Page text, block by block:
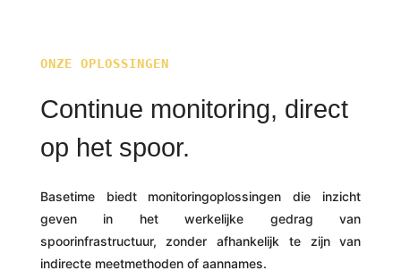
ONZE OPLOSSINGEN
Continue monitoring, direct
op het spoor.
Basetime biedt monitoringoplossingen die inzicht
geven in het werkelijke gedrag van
spoorinfrastructuur, zonder afhankelijk te zijn van
indirecte meetmethoden of aannames.